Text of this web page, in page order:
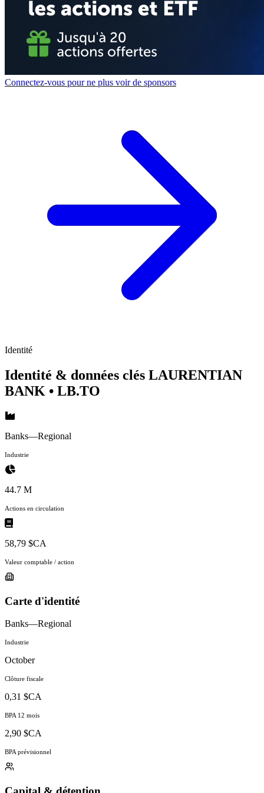
Connectez-vous pour ne plus voir de sponsors
Identité
Identité & données clés LAURENTIAN
BANK • LB.TO
Banks—Regional
Industrie
44.7 M
Actions en circulation
58,79 $CA
Valeur comptable / action
Carte d'identité
Banks—Regional
Industrie
October
Clôture fiscale
0,31 $CA
BPA 12 mois
2,90 $CA
BPA prévisionnel